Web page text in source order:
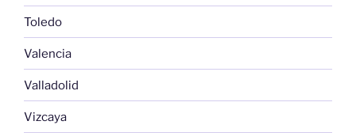
Toledo
Valencia
Valladolid
Vizcaya